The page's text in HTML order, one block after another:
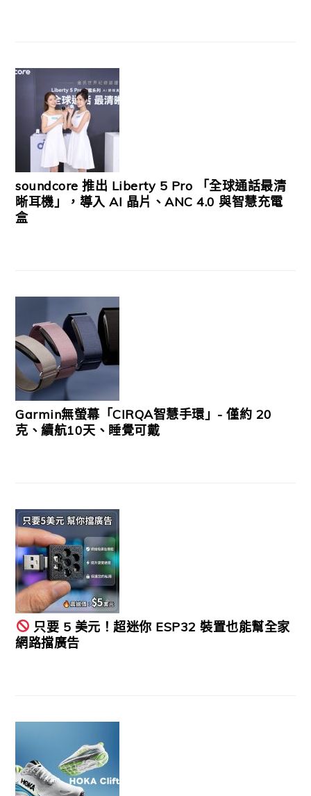
soundcore 推出 Liberty 5 Pro 「全球通話最清
晰耳機」，導入 AI 晶片、ANC 4.0 與智慧充電
盒
Garmin無螢幕「CIRQA智慧手環」- 僅約 20
克、續航10天、睡覺可戴
只要 5 美元！超迷你 ESP32 裝置也能幫全家
網路擋廣告